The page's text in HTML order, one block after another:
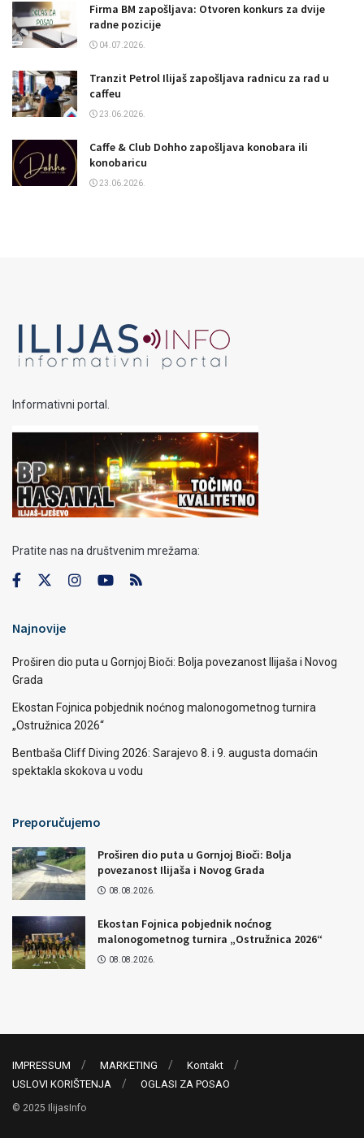
Firma BM zapošljava: Otvoren konkurs za dvije
radne pozicije
04.07.2026.
Tranzit Petrol Ilijaš zapošljava radnicu za rad u
caffeu
23.06.2026.
Caffe & Club Dohho zapošljava konobara ili
konobaricu
23.06.2026.
Informativni portal.
Pratite nas na društvenim mrežama:
Najnovije
Proširen dio puta u Gornjoj Bioči: Bolja povezanost Ilijaša i Novog
Grada
Ekostan Fojnica pobjednik noćnog malonogometnog turnira
„Ostružnica 2026“
Bentbaša Cliff Diving 2026: Sarajevo 8. i 9. augusta domaćin
spektakla skokova u vodu
Preporučujemo
Proširen dio puta u Gornjoj Bioči: Bolja
povezanost Ilijaša i Novog Grada
08.08.2026.
Ekostan Fojnica pobjednik noćnog
malonogometnog turnira „Ostružnica 2026“
08.08.2026.
IMPRESSUM MARKETING
Kontakt
USLOVI KORIŠTENJA
OGLASI ZA POSAO
© 2025 IlijasInfo